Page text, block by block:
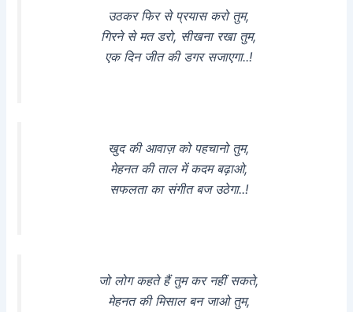
उठकर फिर से प्रयास करो तुम,
गिरने से मत डरो, सीखना रखा तुम,
एक दिन जीत की डगर सजाएगा..!
खुद की आवाज़ को पहचानो तुम,
मेहनत की ताल में कदम बढ़ाओ,
सफलता का संगीत बज उठेगा..!
जो लोग कहते हैं तुम कर नहीं सकते,
मेहनत की मिसाल बन जाओ तुम,